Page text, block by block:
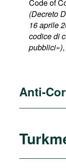
Code of
(Decreto
16 aprile
codice di
pubblici»)
Anti-